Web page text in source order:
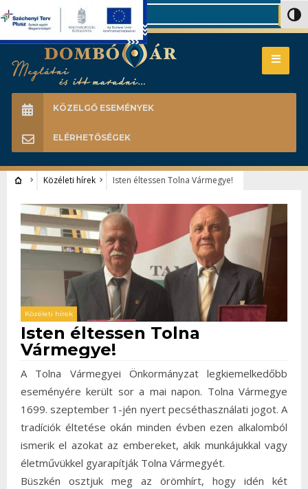
Search
KÖZELGŐ ESEMÉNYEK
ELÉRHETŐSÉGEK
Közéleti hírek Isten éltessen Tolna Vármegye!
Közéleti hírek
Isten éltessen Tolna
Vármegye!
A Tolna Vármegyei Önkormányzat legkiemelkedőbb
eseményére került sor a mai napon. Tolna Vármegye
1699. szeptember 1-jén nyert pecséthasználati jogot. A
tradíciók éltetése okán minden évben ezen alkalomból
ismerik el azokat az embereket, akik munkájukkal vagy
életművükkel gyarapítják Tolna Vármegyét.
Büszkén osztjuk meg az örömhírt, hogy idén két